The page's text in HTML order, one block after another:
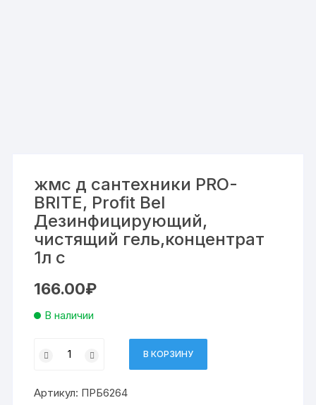
жмс д сантехники PRO-
BRITE, Profit Bel
Дезинфицирующий,
чистящий гель,концентрат
1л с
166.00₽
В наличии
товара
д
В КОРЗИНУ
Артикул: ПРБ6264